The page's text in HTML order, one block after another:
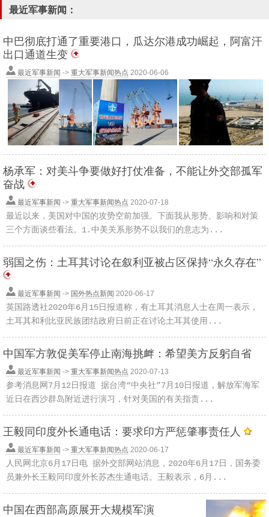
最近军事新闻：
中巴彻底打通了重要港口，瓜达尔港成功崛起，阿富汗
出口通道生变
最近军事新闻 -> 重大军事新闻热点 2020-06-06
杨承军：对美斗争要做好打仗准备，不能让外交部孤军
奋战
最近军事新闻 -> 重大军事新闻热点 2020-07-18
最近以来，美国对中国的攻势空前加强。下面我从形势、影响和对策
三个方面谈些看法。1.中美关系形势不以我们的意志为...
弱国之伤：土耳其讨论在叙利亚被占区保持“永久存在”
最近军事新闻 -> 国外热点新闻 2020-06-17
英国路透社2020年6月15日报道称，有土耳其消息人士在周一表示，
土耳其和利比亚民族团结政府日前正在讨论土耳其使用...
中国军方敦促美军停止南海挑衅：希望美方反躬自省
最近军事新闻 -> 重大军事新闻热点 2020-07-13
参考消息网7月12日报道 据台湾“中央社”7月10日报道，解放军海军
近日在西沙群岛附近进行演习，针对美国的有关指责...
王毅同印度外长通电话：要求印方严惩肇事责任人
最近军事新闻 -> 重大军事新闻热点 2020-06-17
人民网北京6月17日电 据外交部网站消息，2020年6月17日，国务委
员兼外长王毅同印度外长苏杰生通电话。王毅表示，6月...
中国在西部高原展开大规模军演